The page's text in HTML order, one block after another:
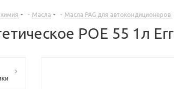
- Масла - Масла PAG для автокондиционеров
POE 55 1л